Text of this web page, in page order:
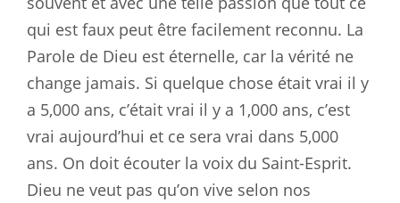
qui est faux peut être facilement reconnu. La
Parole de Dieu est éternelle, car la vérité ne
change jamais. Si quelque chose était vrai il y
a 5,000 ans, c’était vrai il y a 1,000 ans, c’est
vrai aujourd’hui et ce sera vrai dans 5,000
ans. On doit écouter la voix du Saint-Esprit.
Dieu ne veut pas qu’on vive selon nos